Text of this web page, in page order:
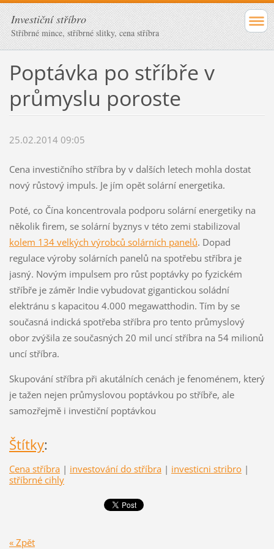
Investiční stříbro
Stříbrné mince, stříbrné slitky, cena stříbra
Poptávka po stříbře v
průmyslu poroste
25.02.2014 09:05
Cena investičního stříbra by v dalších letech mohla dostat
nový růstový impuls. Je jím opět solární energetika.
Poté, co Čína koncentrovala podporu solární energetiky na
několik firem, se solární byznys v této zemi stabilizoval
kolem 134 velkých výrobců solárních panelů. Dopad
regulace výroby solárních panelů na spotřebu stříbra je
jasný. Novým impulsem pro růst poptávky po fyzickém
stříbře je záměr Indie vybudovat gigantickou soládní
elektránu s kapacitou 4.000 megawatthodin. Tím by se
současná indická spotřeba stříbra pro tento průmyslový
obor zvýšila ze současných 20 mil uncí stříbra na 54 milionů
uncí stříbra.
Skupování stříbra při akutálních cenách je fenoménem, který
je tažen nejen průmyslovou poptávkou po stříbře, ale
samozřejmě i investiční poptávkou
Štítky:
Cena stříbra | investování do stříbra | investicni stribro |
stříbrné cihly
« Zpět